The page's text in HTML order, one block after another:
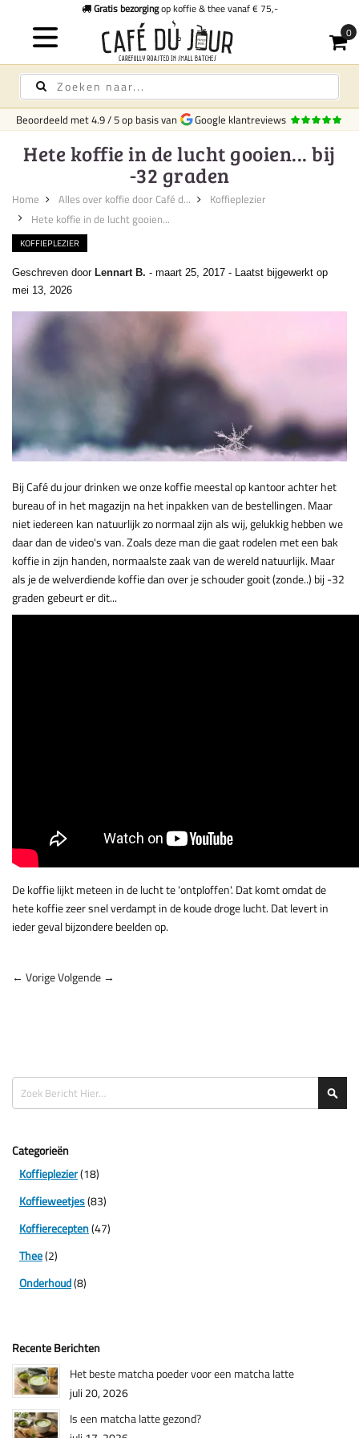
Gratis bezorgingop koffie & thee vanaf € 75,-
Beoordeeld met4.9/5op basis van Google klantreviews
Hete koffie in de lucht gooien... bij
-32 graden
Home Alles over koffie door Café d...
Koffieplezier
Hete koffie in de lucht gooien...
KOFFIEPLEZIER
Geschreven door Lennart B. - maart 25, 2017 - Laatst bijgewerkt op
mei 13, 2026
Bij Café du jour drinken we onze koffie meestal op kantoor achter het
bureau of in het magazijn na het inpakken van de bestellingen. Maar
niet iedereen kan natuurlijk zo normaal zijn als wij, gelukkig hebben we
daar dan de video's van. Zoals deze man die gaat rodelen met een bak
koffie in zijn handen, normaalste zaak van de wereld natuurlijk. Maar
als je de welverdiende koffie dan over je schouder gooit (zonde..) bij -32
graden gebeurt er dit...
De koffie lijkt meteen in de lucht te 'ontploffen'. Dat komt omdat de
hete koffie zeer snel verdampt in de koude droge lucht. Dat levert in
ieder geval bijzondere beelden op.
← VorigeVolgende →
Zoeken
Categorieën
Koffieplezier(18)
Koffieweetjes(83)
Koffierecepten(47)
Thee(2)
Onderhoud(8)
Recente Berichten
Het beste matcha poeder voor een matcha latte
juli 20, 2026
Is een matcha latte gezond?